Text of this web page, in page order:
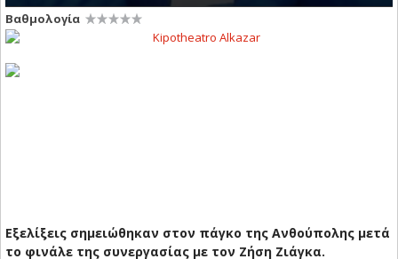
Βαθμολογία
Εξελίξεις σημειώθηκαν στον πάγκο της Ανθούπολης μετά
το φινάλε της συνεργασίας με τον Ζήση Ζιάγκα.